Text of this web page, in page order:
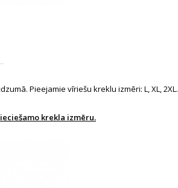
Pieejamie vīriešu kreklu izmēri: L, XL, 2XL.
krekla izmēru.